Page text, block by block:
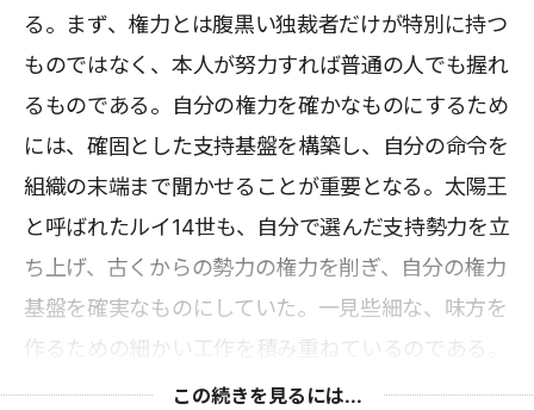
る。まず、権力とは腹黒い独裁者だけが特別に持つ
ものではなく、本人が努力すれば普通の人でも握れ
るものである。自分の権力を確かなものにするため
には、確固とした支持基盤を構築し、自分の命令を
組織の末端まで聞かせることが重要となる。太陽王
と呼ばれたルイ14世も、自分で選んだ支持勢力を立
ち上げ、古くからの勢力の権力を削ぎ、自分の権力
基盤を確実なものにしていた。一見些細な、味方を
作るための細かい工作を積み重ねているのである。
この続きを見るには...